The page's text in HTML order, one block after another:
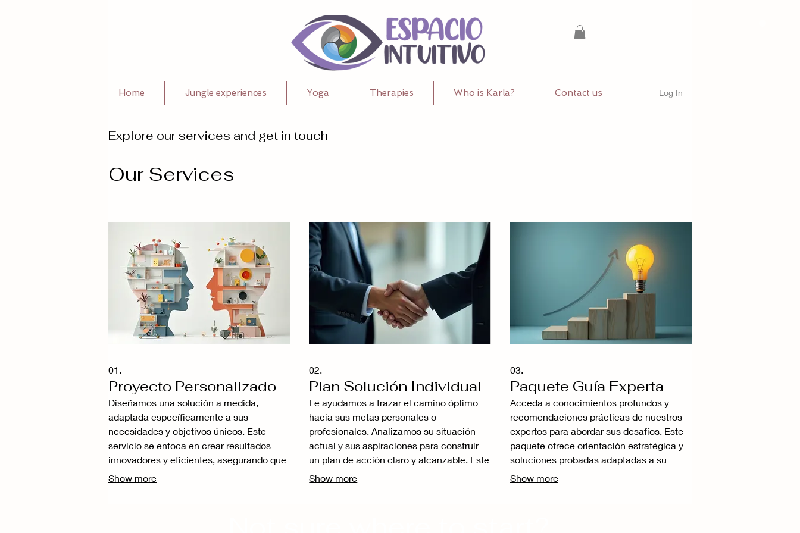
Home Jungle experiences Yoga Therapies Who is Karla? Contact us Log In
Explore our services and get in touch
Our Services
01.
Proyecto Personalizado
Diseñamos una solución a medida,
adaptada específicamente a sus
necesidades y objetivos únicos. Este
servicio se enfoca en crear resultados
innovadores y eficientes, asegurando que
cada detalle responda a sus
Show more
02.
Plan Solución Individual
Le ayudamos a trazar el camino óptimo
hacia sus metas personales o
profesionales. Analizamos su situación
actual y sus aspiraciones para construir
un plan de acción claro y alcanzable. Este
servicio garantiza que reciba una hoja de
Show more
03.
Paquete Guía Experta
Acceda a conocimientos profundos y
recomendaciones prácticas de nuestros
expertos para abordar sus desafíos. Este
paquete ofrece orientación estratégica y
soluciones probadas adaptadas a su
contexto específico. Le proporcionaremos
Show more